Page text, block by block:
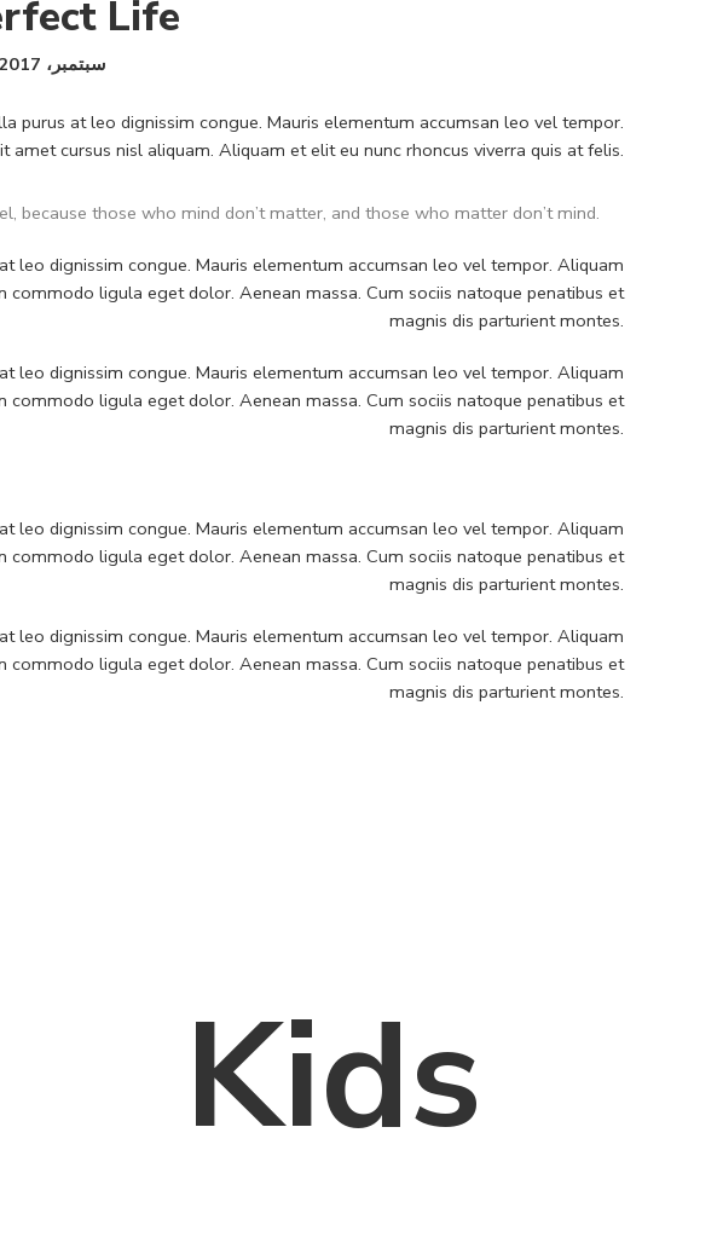
Life
27 سبتمبر، 2017
purus at leo dignissim congue. Mauris elementum accumsan leo vel tempor.
amet cursus nisl aliquam. Aliquam et elit eu nunc rhoncus viverra quis at felis.
because those who mind don’t matter, and those who matter don’t mind.
dignissim congue. Mauris elementum accumsan leo vel tempor. Aliquam
ligula eget dolor. Aenean massa. Cum sociis natoque penatibus et
magnis dis parturient montes.
dignissim congue. Mauris elementum accumsan leo vel tempor. Aliquam
ligula eget dolor. Aenean massa. Cum sociis natoque penatibus et
magnis dis parturient montes.
dignissim congue. Mauris elementum accumsan leo vel tempor. Aliquam
ligula eget dolor. Aenean massa. Cum sociis natoque penatibus et
magnis dis parturient montes.
dignissim congue. Mauris elementum accumsan leo vel tempor. Aliquam
ligula eget dolor. Aenean massa. Cum sociis natoque penatibus et
magnis dis parturient montes.
Kids